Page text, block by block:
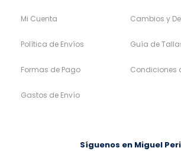
Mi Cuenta
Política de Envíos
Formas de Pago
Gastos de Envío
Cambios y
Guía de
Condiciones
Síguenos en Miguel